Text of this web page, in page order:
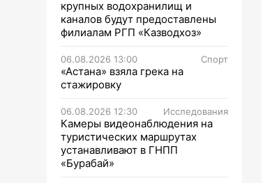
крупных водохранилищ и
каналов будут предоставлены
филиалам РГП «Казводхоз»
06.08.2026 13:00 Спорт
«Астана» взяла грека на
стажировку
06.08.2026 12:30 Исследования
Камеры видеонаблюдения на
туристических маршрутах
устанавливают в ГНПП
«Бурабай»